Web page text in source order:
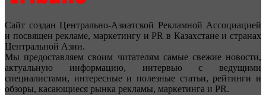
Сайт создан Центрально-Азиатской Рекламной Ассоциацией
и посвящен рекламе, маркетингу и PR в Казахстане и странах
Центральной Азии.
Мы предоставляем своим читателям самые свежие новости,
актуальную информацию, интервью с ведущими
специалистами, интересные и полезные статьи, рейтинги и
обзоры, касающиеся рынка рекламы, маркетинга и PR.